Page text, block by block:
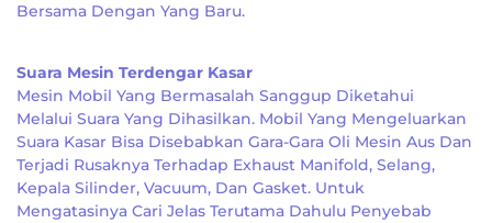
Bersama Dengan Yang Baru.
Suara Mesin Terdengar Kasar
Mesin Mobil Yang Bermasalah Sanggup Diketahui
Melalui Suara Yang Dihasilkan. Mobil Yang Mengeluarkan
Suara Kasar Bisa Disebabkan Gara-Gara Oli Mesin Aus Dan
Terjadi Rusaknya Terhadap Exhaust Manifold, Selang,
Kepala Silinder, Vacuum, Dan Gasket. Untuk
Mengatasinya Cari Jelas Terutama Dahulu Penyebab